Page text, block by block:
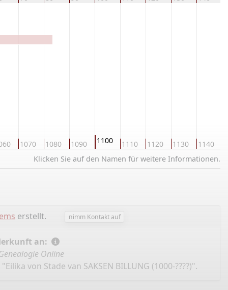
1070 1080 1090 1100 1110 1120 1130 1140
Klicken Sie auf den Namen für weitere Informationen.
erstellt. nimm Kontakt auf
an:
Online
von Stade van SAKSEN BILLUNG (1000-????)".